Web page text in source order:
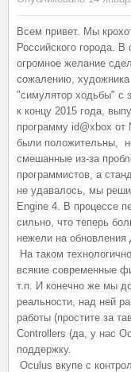
Всем привет. Мы
Российского города.
огромное желание
сожалению,
"симулятор ходьбы" с
к концу 2015 года,
программу id@xbox
были положительны,
смешанные из-за
программистов, а
не удавалось, мы
Engine 4. В процессе
сильно, что теперь
нежели на обновления
На таком
всякие современные
т.п. И конечно же мы
реальности, над ней
работы (простите за
Controllers (да, у нас
поддержку.
Oculus вкупе с